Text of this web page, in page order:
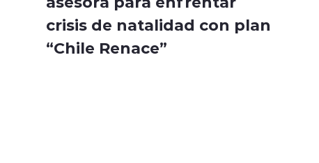
crisis de natalidad con plan
“Chile Renace”